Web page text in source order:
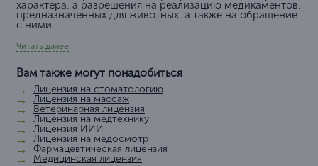
характера, а разрешения на реализацию медикаментов,
предназначенных для животных, а также на обращение
с ними.
Читать далее
Вам также могут понадобиться
Лицензия на стоматологию
Лицензия на массаж
Ветеринарная лицензия
Лицензия на медтехнику
Лицензия ИИИ
Лицензия на медосмотр
Фармацевтическая лицензия
Медицинская лицензия